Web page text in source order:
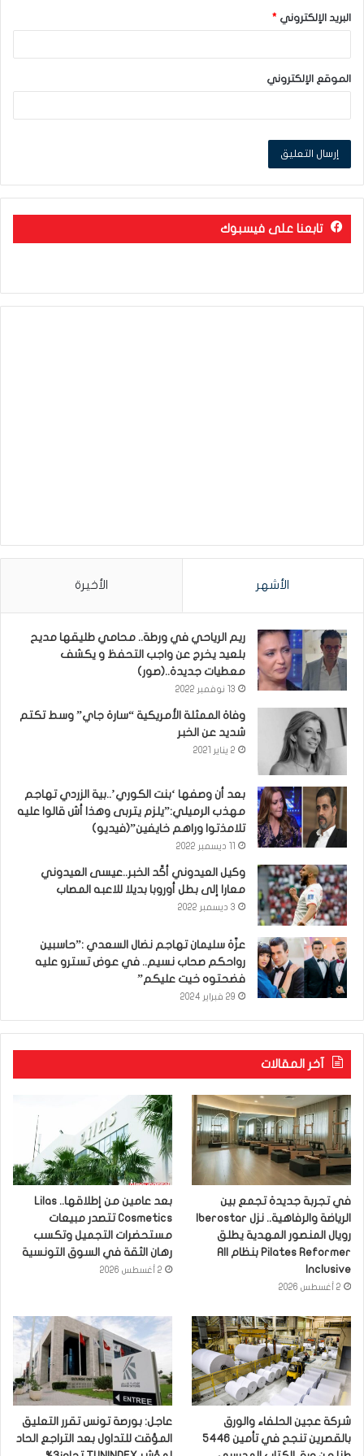
البريد الإلكتروني *
الموقع الإلكتروني
تابعنا على فيسبوك
الأشهر الأخيرة
ريم الرياحي في ورطة.. محامي طليقها مديح
بلعيد يخرج عن واجب التحفظ و يكشف
معطيات جديدة..(صور)
13 نوفمبر 2022
وفاة الممثلة الأمريكية “سارة جاي” وسط تكتم
شديد عن الخبر
2 يناير 2021
بعد أن وصفها ‘بنت الكوري’..بية الزردي تهاجم
مهذب الرميلي:”يلزم يتربى وهذا أش قالوا عليه
تلامذتوا وراهم خايفين”(فيديو)
وكيل العيدوني أكّد الخبر..عيسى العيدوني
معارا إلى بطل أوروبا بديلا للاعبه المصاب
3 ديسمبر 2022
عزّة سليمان تهاجم نضال السعدي :”حاسبين
رواحكم صحاب نسيم.. في عوض تسترو عليه
فضحتوه خيت عليكم”
29 فبراير 2024
آخر المقالات
في تجربة جديدة تجمع بين
رويال المنصور المهدية يطلق
Pilates Reformer بنظام All
Inclusive
2 أغسطس 2026
بعد عامين من إطلاقها.. Lilas
Cosmetics تتصدر مبيعات
مستحضرات التجميل وتكسب
رهان الثقة في السوق التونسية
2 أغسطس 2026
شركة عجين الحلفاء والورق
بالقصرين تنجح في تأمين 5446
عاجل: بورصة تونس تقرر التعليق
المؤقت للتداول بعد التراجع الحاد